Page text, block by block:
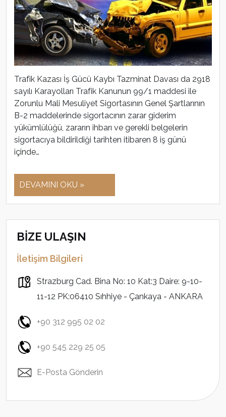
Trafik Kazası İş Gücü Kaybı Tazminat Davası da 2918
sayılı Karayolları Trafik Kanunun 99/1 maddesi ile
Zorunlu Mali Mesuliyet Sigortasının Genel Şartlarının
B-2 maddelerinde sigortacının zarar giderim
yükümlülüğü, zararın ihbarı ve gerekli belgelerin
sigortacıya bildirildiği tarihten itibaren 8 iş günü
içinde…
DEVAMINI OKU »
BİZE ULAŞIN
İletişim Bilgileri
Strazburg Cad. Bina No: 10 Kat:3 Daire: 9-10-
11-12 PK:06410 Sıhhiye - Çankaya - ANKARA
+90 312 995 02 02
+90 545 229 25 05
E-Posta Gönderin